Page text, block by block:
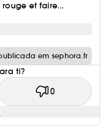
et faire...
em sephora.fr
ti?
0